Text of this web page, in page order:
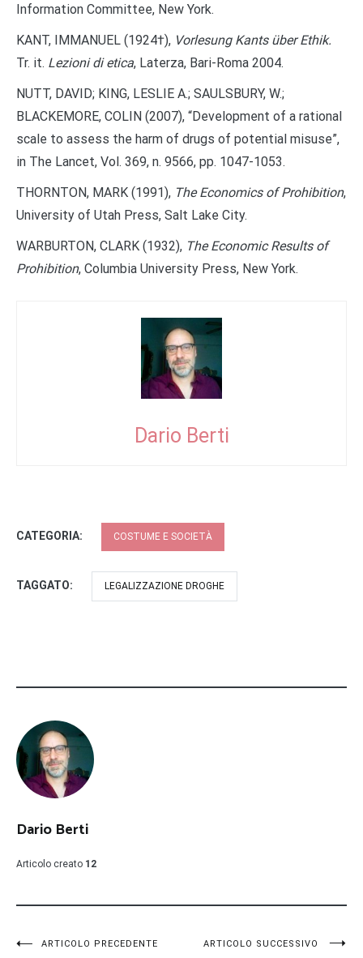
Information Committee, New York.
KANT, IMMANUEL (1924†), Vorlesung Kants über Ethik.
Tr. it. Lezioni di etica, Laterza, Bari-Roma 2004.
NUTT, DAVID; KING, LESLIE A.; SAULSBURY, W.;
BLACKEMORE, COLIN (2007), “Development of a rational
scale to assess the harm of drugs of potential misuse”,
in The Lancet, Vol. 369, n. 9566, pp. 1047-1053.
THORNTON, MARK (1991), The Economics of Prohibition,
University of Utah Press, Salt Lake City.
WARBURTON, CLARK (1932), The Economic Results of
Prohibition, Columbia University Press, New York.
Dario Berti
CATEGORIA: COSTUME E SOCIETÀ
TAGGATO: LEGALIZZAZIONE DROGHE
Dario Berti
Articolo creato 12
ARTICOLO PRECEDENTE ARTICOLO SUCCESSIVO